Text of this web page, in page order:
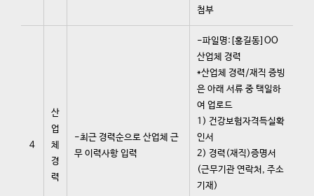
첨부
4
산
업
체
경
력
-최근 경력순으로 산업체 근
무 이력사항 입력
-파일명:[홍길동]OO
산업체 경력
*산업체 경력/재직 증빙
은 아래 서류 중 택일하
여 업로드
1) 건강보험자격득실확
인서
2) 경력(재직)증명서
(근무기관 연락처, 주소
기재)